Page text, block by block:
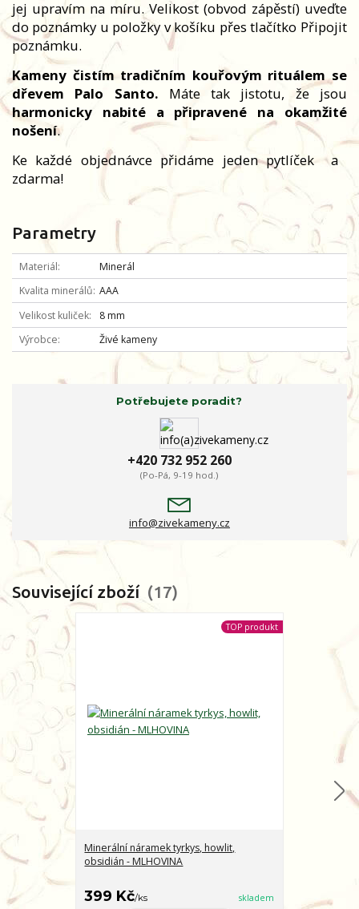
jej upravím na míru. Velikost (obvod zápěstí) uveďte
do poznámky u položky v košíku přes tlačítko Připojit
poznámku.
Kameny čistím tradičním kouřovým rituálem se
dřevem Palo Santo. Máte tak jistotu, že jsou
harmonicky nabité a připravené na okamžité
nošení.
Ke každé objednávce přidáme jeden pytlíček a
zdarma!
Parametry
Materiál
Minerál
Kvalita minerálů AAA
Velikost kuliček
8 mm
Výrobce
Živé kameny
Potřebujete poradit?
+420 732 952 260
(Po-Pá, 9-19 hod.)
info@zivekameny.cz
Související zboží 17
TOP produkt
Minerální náramek tyrkys, howlit,
obsidián - MLHOVINA
399 Kč/ks skladem 399 Kč